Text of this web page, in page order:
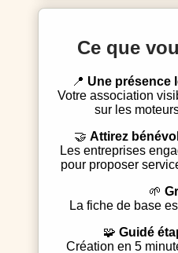
Ce que
Une présence
Votre association
sur les
Attirez
Les entreprises
pour proposer
La fiche de base
Guidé
Création en 5